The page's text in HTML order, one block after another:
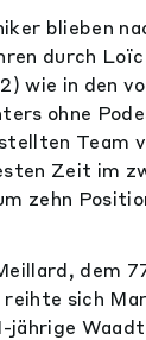
blieben
durch
wie in den
ohne
Team
Zeit im
zehn
dem
sich